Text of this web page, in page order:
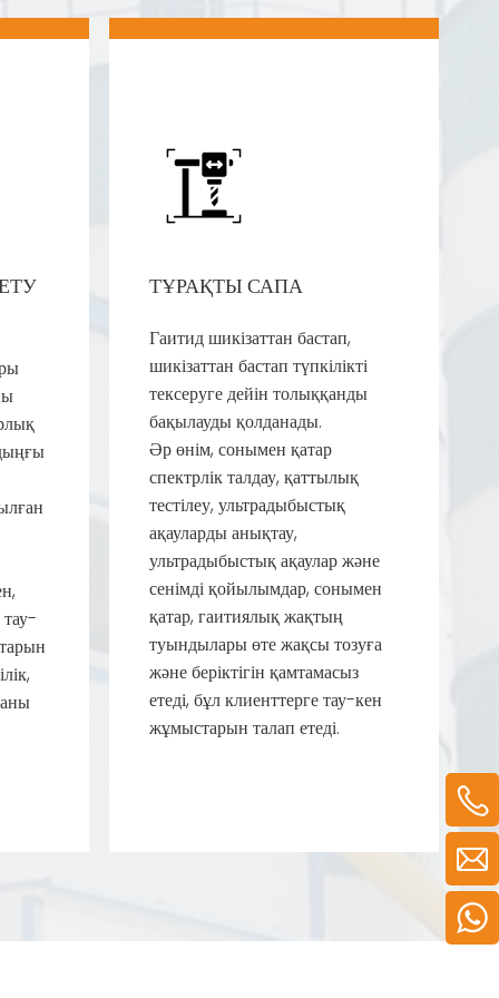
ТҰРАҚТЫ САПА
Гаитид шикізаттан бастап,
шикізаттан бастап түпкілікті
тексеруге дейін толыққанды
бақылауды қолданады.
Әр өнім, сонымен қатар
спектрлік талдау, қаттылық
тестілеу, ультрадыбыстық
ақауларды анықтау,
ультрадыбыстық ақаулар және
сенімді қойылымдар, сонымен
қатар, гаитиялық жақтың
туындылары өте жақсы тозуға
және беріктігін қамтамасыз
етеді, бұл клиенттерге тау-кен
жұмыстарын талап етеді.